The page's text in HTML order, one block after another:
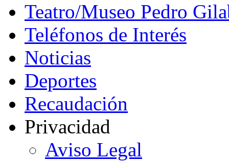
Teatro/Museo Pedro
Teléfonos de Interés
Noticias
Deportes
Recaudación
Privacidad
Aviso Legal